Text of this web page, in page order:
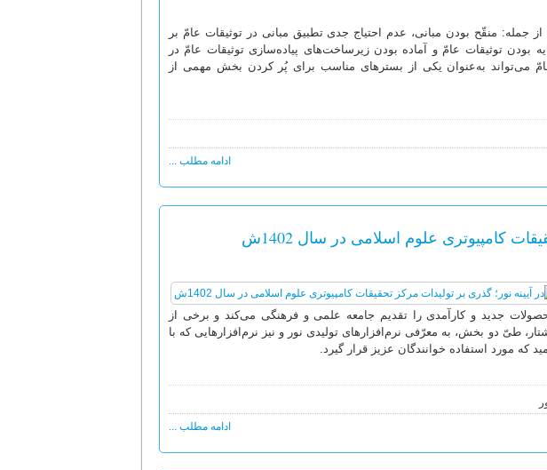
جمله: منقّح بودن مبانی، عدم احتیاج جدی تطبیق مبانی در توثیقات عامّ بر
بودن توثیقات عامّ و آماده بودن زیرساخت‌های پیاده‌سازی توثیقات عامّ در
می‌تواند به‌عنوان یکی از بسترهای مناسب برای پُر کردن بخش مهمی از
ادامه مطلب ...
کامپیوتری علوم اسلامی در سال 1402ش
جدید و کارآمدی را تقدیم جامعه علمی و فرهنگی می‌کند و برخی از
طیّ دو بخش، به معرّفی نرم‌افزارهای تولیدی نور و نیز نرم‌افزارهایی که با
که مورد استفاده خوانندگان عزیز قرار گیرد.
ادامه مطلب ...